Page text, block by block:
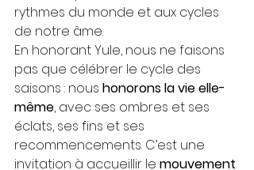
rythmes du monde et aux cycles
de notre âme.
En honorant Yule, nous ne faisons
pas que célébrer le cycle des
saisons : nous honorons la vie elle-
même, avec ses ombres et ses
éclats, ses fins et ses
recommencements. C’est une
invitation à accueillir le mouvement